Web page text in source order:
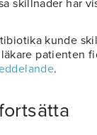
skillnader har
kunde
patienten
.